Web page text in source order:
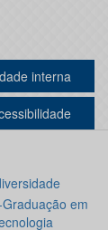
interna
Graduação em